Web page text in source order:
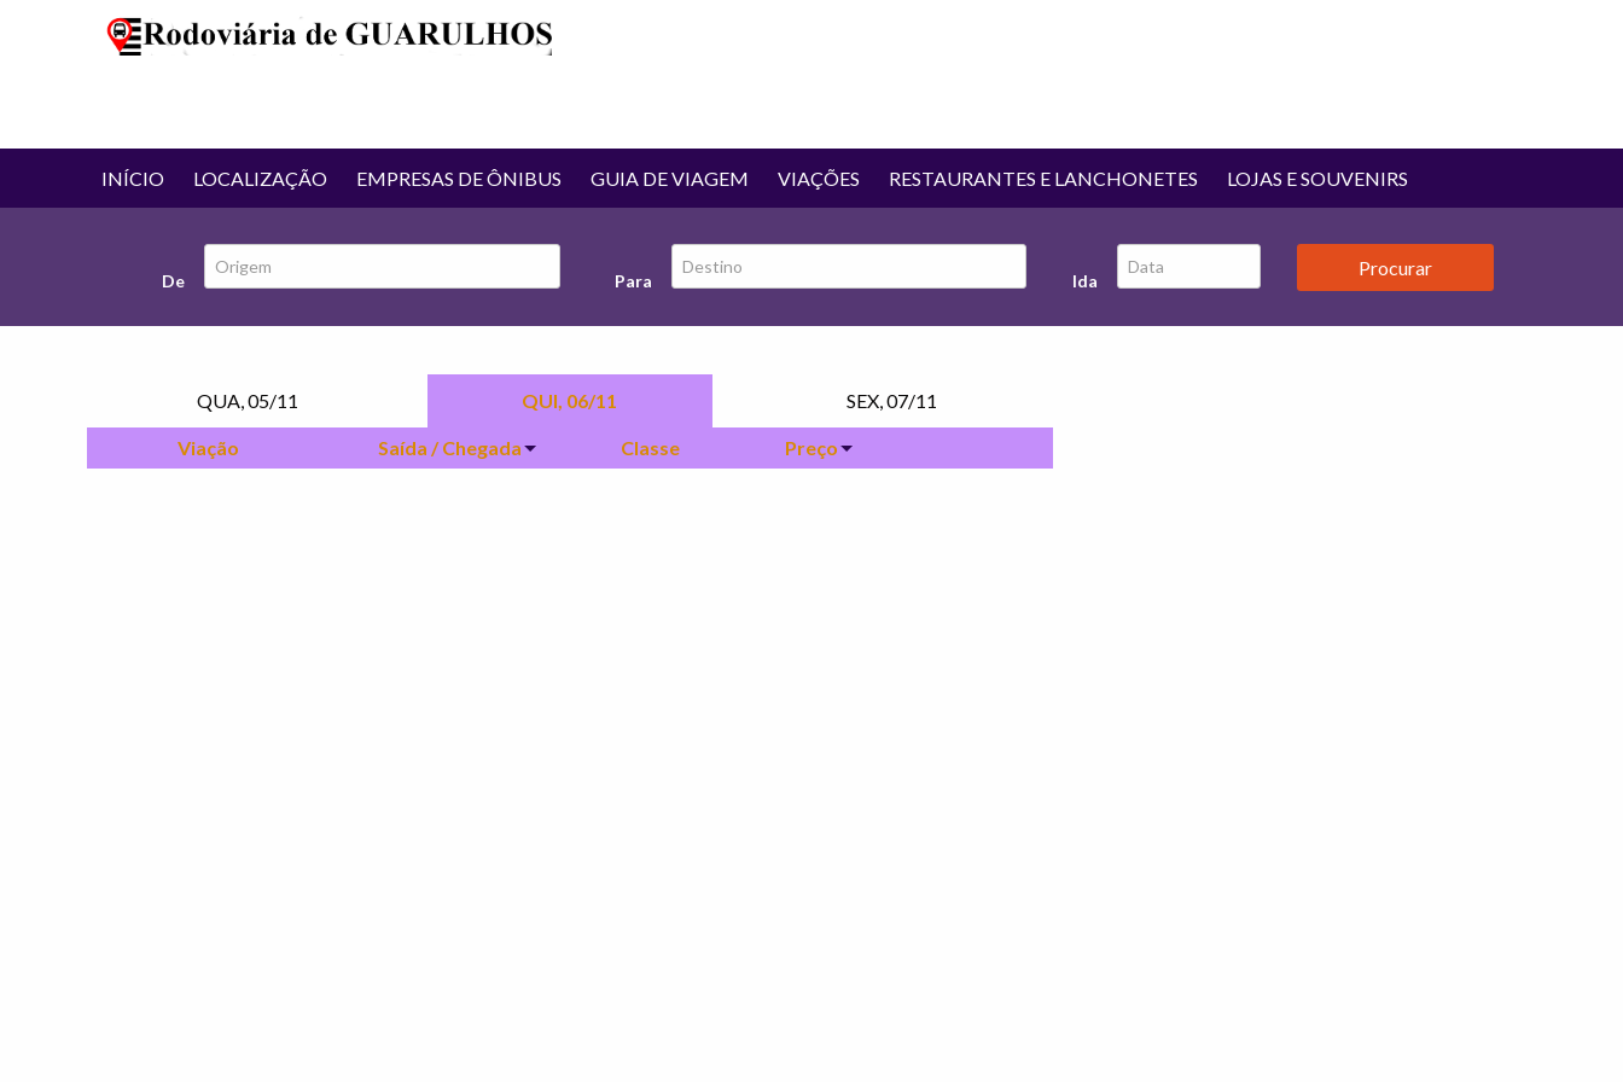
INÍCIO LOCALIZAÇÃO EMPRESAS DE ÔNIBUS GUIA DE VIAGEM VIAÇÕES RESTAURANTES E LANCHONETES LOJAS E SOUVENIRS
De Para Ida
QUA, 05/11 QUI, 06/11 SEX, 07/11
Viação Saída / Chegada Classe Preço